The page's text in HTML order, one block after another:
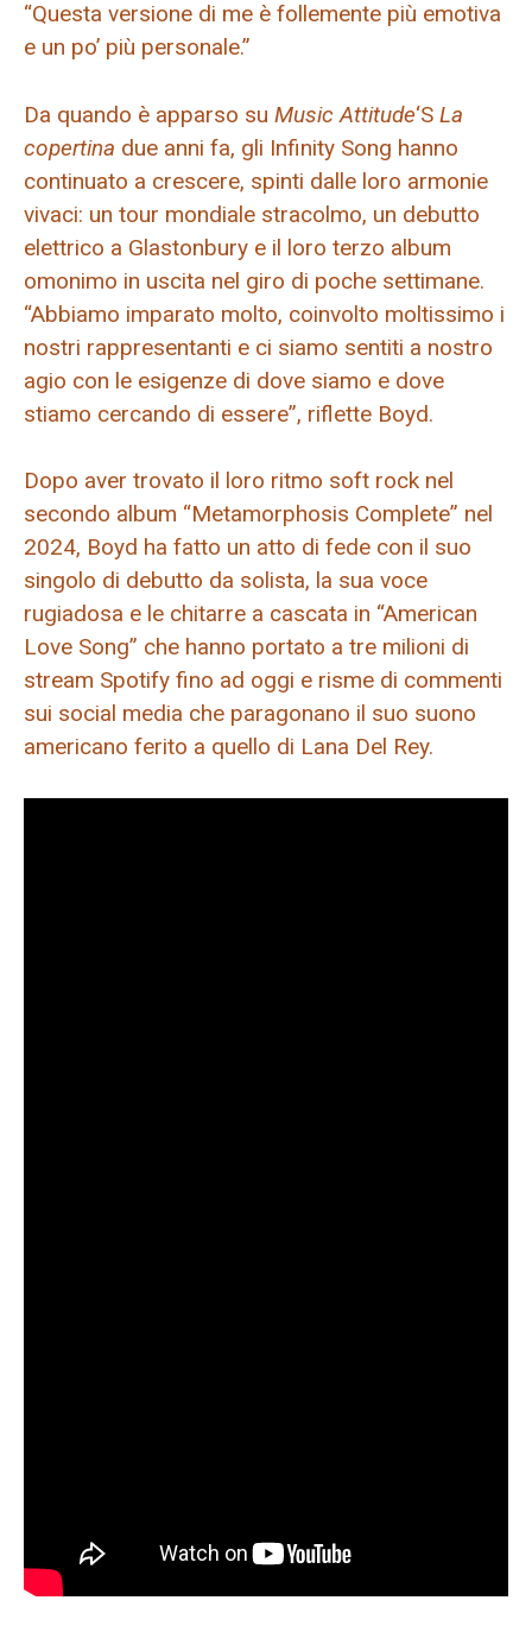
“Questa versione di me è follemente più emotiva
e un po’ più personale.”
Da quando è apparso su Music Attitude‘S La
copertina due anni fa, gli Infinity Song hanno
continuato a crescere, spinti dalle loro armonie
vivaci: un tour mondiale stracolmo, un debutto
elettrico a Glastonbury e il loro terzo album
omonimo in uscita nel giro di poche settimane.
“Abbiamo imparato molto, coinvolto moltissimo i
nostri rappresentanti e ci siamo sentiti a nostro
agio con le esigenze di dove siamo e dove
stiamo cercando di essere”, riflette Boyd.
Dopo aver trovato il loro ritmo soft rock nel
secondo album “Metamorphosis Complete” nel
2024, Boyd ha fatto un atto di fede con il suo
singolo di debutto da solista, la sua voce
rugiadosa e le chitarre a cascata in “American
Love Song” che hanno portato a tre milioni di
stream Spotify fino ad oggi e risme di commenti
sui social media che paragonano il suo suono
americano ferito a quello di Lana Del Rey.